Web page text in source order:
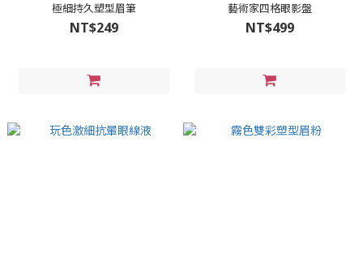
極細持久塑型眉筆
NT$249
藝術家四格眼影盤
NT$499